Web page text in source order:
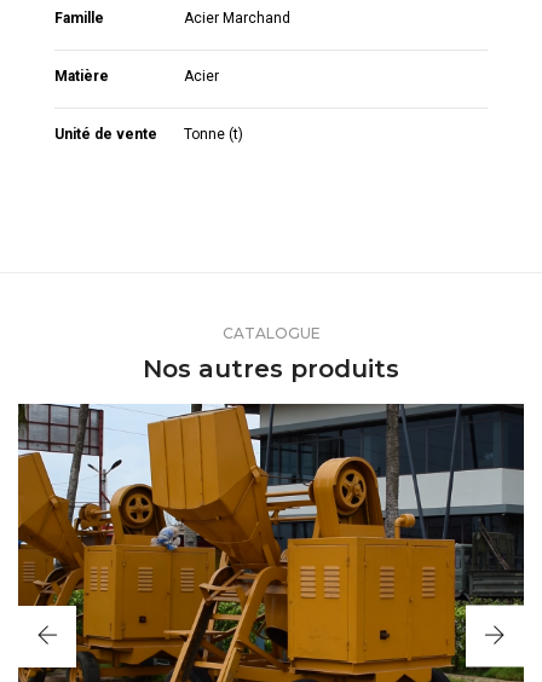
Famille Acier Marchand
Matière Acier
Unité de vente Tonne (t)
CATALOGUE
Nos autres produits